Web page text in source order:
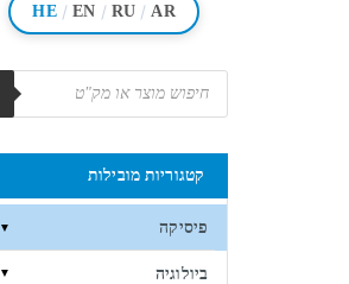
HE / EN / RU / AR
מוצרים
search
קטגוריות מובילות
פיסיקה ▼
ביולוגיה ▼